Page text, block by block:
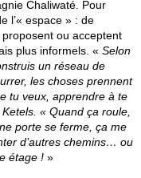
Chaliwaté. Pour
l’« espace » : de
ou acceptent
plus informels. « Selon
un réseau de
les choses prennent
tu veux, apprendre à te
« Quand ça roule,
porte se ferme, ça me
d’autres chemins… ou
étage ! »